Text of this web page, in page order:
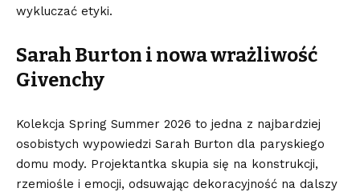
wykluczać etyki.
Sarah Burton i nowa wrażliwość
Givenchy
Kolekcja Spring Summer 2026 to jedna z najbardziej
osobistych wypowiedzi Sarah Burton dla paryskiego
domu mody. Projektantka skupia się na konstrukcji,
rzemiośle i emocji, odsuwając dekoracyjność na dalszy